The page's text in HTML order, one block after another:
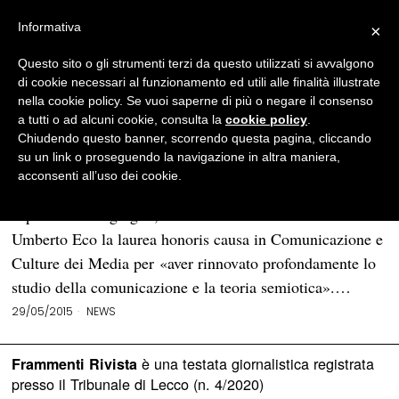
BROWSE TAG
Comunicazione e Culture
dei Media
Università di Torino: laurea honoris causa
Umberto Eco la laurea honoris causa in Comunicazione e
Culture dei Media per «aver rinnovato profondamente lo
studio della comunicazione e la teoria semiotica».…
29/05/2015 NEWS
Frammenti Rivistaè una testata giornalistica registrata
presso il Tribunale di Lecco (n. 4/2020)
×
Informativa
Questo sito o gli strumenti terzi da questo utilizzati si avvalgono
di cookie necessari al funzionamento ed utili alle finalità illustrate
nella cookie policy. Se vuoi saperne di più o negare il consenso
a tutti o ad alcuni cookie, consulta la cookie policy
Chiudendo questo banner, scorrendo questa pagina, cliccando
su un link o proseguendo la navigazione in altra maniera,
acconsenti all’uso dei cookie.